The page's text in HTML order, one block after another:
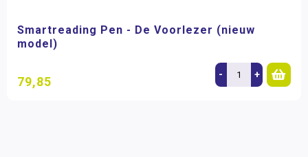
Smartreading Pen - De Voorlezer (nieuw
model)
79,85 - +